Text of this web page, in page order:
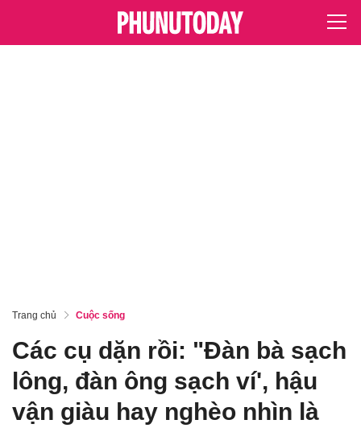
Trang chủ Cuộc sống
Các cụ dặn rồi: "Đàn bà sạch
lông, đàn ông sạch ví', hậu
vận giàu hay nghèo nhìn là